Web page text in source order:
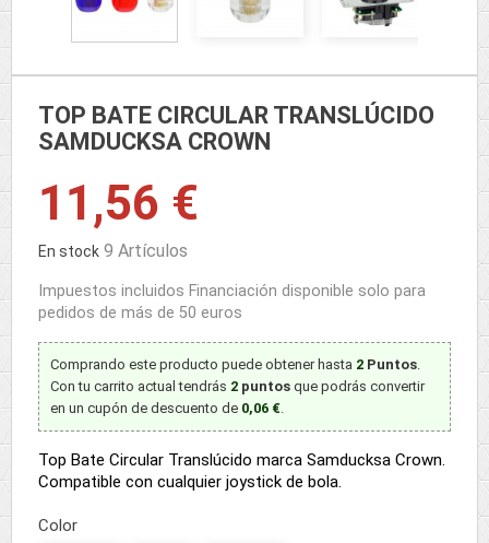
TOP BATE CIRCULAR TRANSLÚCIDO
SAMDUCKSA CROWN
11,56 €
En stock 9 Artículos
Impuestos incluidos Financiación disponible solo para
pedidos de más de 50 euros
Comprando este producto puede obtener hasta 2 Puntos.
Con tu carrito actual tendrás 2 puntos que podrás convertir
en un cupón de descuento de 0,06 €.
Top Bate Circular Translúcido marca Samducksa Crown.
Compatible con cualquier joystick de bola.
Color